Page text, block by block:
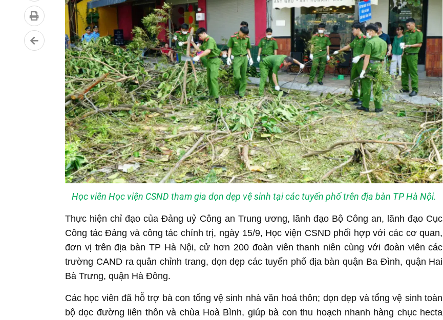
Học viên Học viện CSND tham gia dọn dẹp vệ sinh tại các tuyến phố trên địa bàn TP Hà Nội.
Thực hiện chỉ đạo của Đảng uỷ Công an Trung ương, lãnh đạo Bộ Công an, lãnh đạo Cục
Công tác Đảng và công tác chính trị, ngày 15/9, Học viện CSND phối hợp với các cơ quan,
đơn vị trên địa bàn TP Hà Nội, cử hơn 200 đoàn viên thanh niên cùng với đoàn viên các
trường CAND ra quân chỉnh trang, dọn dẹp các tuyến phố địa bàn quận Ba Đình, quận Hai
Bà Trưng, quận Hà Đông.
Các học viên đã hỗ trợ bà con tổng vệ sinh nhà văn hoá thôn; dọn dẹp và tổng vệ sinh toàn
bộ dọc đường liên thôn và chùa Hoà Bình, giúp bà con thu hoạch nhanh hàng chục hecta